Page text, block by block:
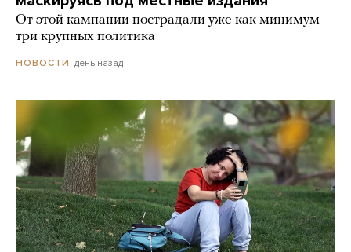
От этой кампании пострадали уже как минимум
три крупных политика
НОВОСТИ день назад